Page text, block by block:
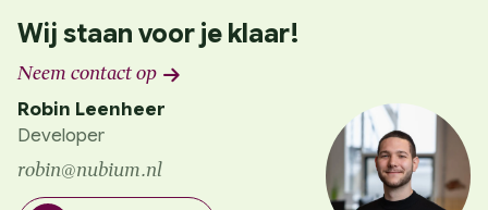
Wij staan voor je klaar!
Neem contact op
Robin Leenheer
Developer
robin@nubium.nl